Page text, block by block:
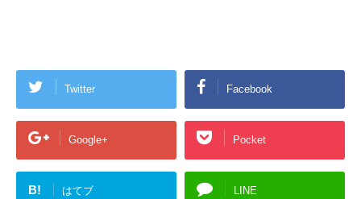
Twitter Facebook
Google+ Pocket
B! はてブ LINE